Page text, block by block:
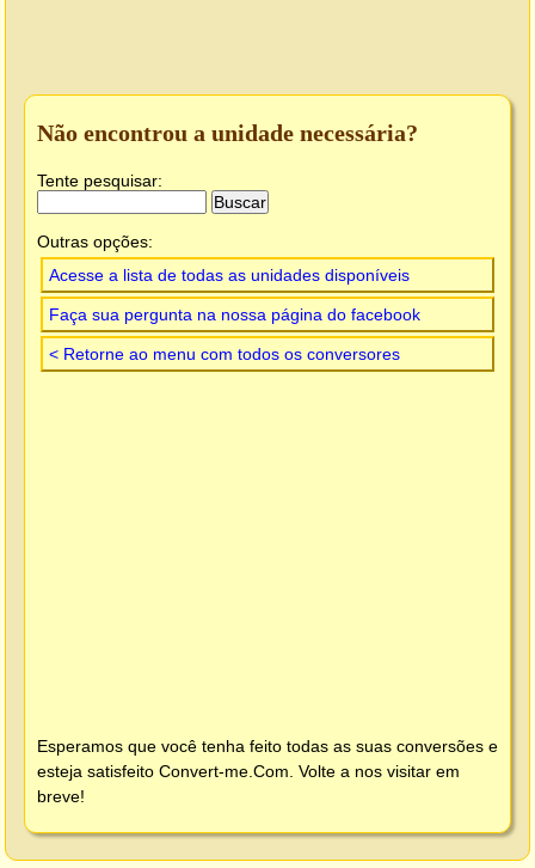
Não encontrou a unidade necessária?
Tente pesquisar:
Outras opções:
Acesse a lista de todas as unidades disponíveis
Faça sua pergunta na nossa página do facebook
< Retorne ao menu com todos os conversores
Esperamos que você tenha feito todas as suas conversões e
esteja satisfeito Convert-me.Com . Volte a nos visitar em
breve!